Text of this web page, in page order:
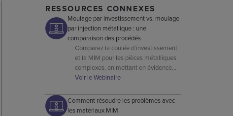
RESSOURCES CONNEXES
Moulage par investissement vs. moulage
par injection métallique : une
comparaison des procédés
Comparez la coulée d’investissement
et la MIM pour les pièces métalliques
complexes, en mettant en évidence
les différences de tolérances, de coûts,
production.
Voir le Webinaire
Comment résoudre les problèmes avec
les matériaux MIM